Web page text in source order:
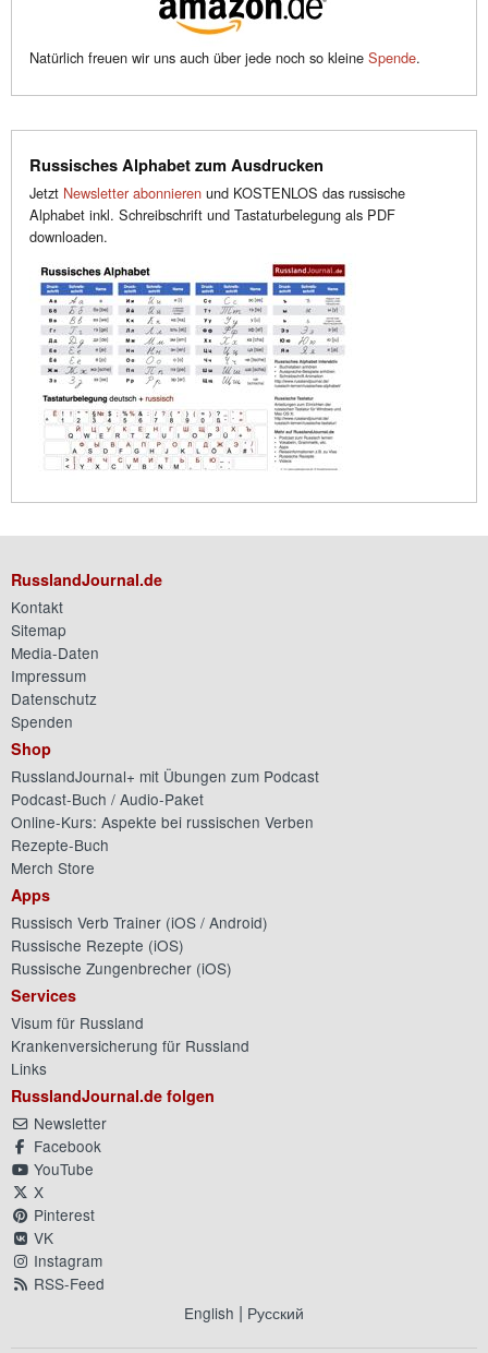
Natürlich freuen wir uns auch über jede noch so kleine Spende.
Russisches Alphabet zum Ausdrucken
Jetzt Newsletter abonnieren und KOSTENLOS das russische
Alphabet inkl. Schreibschrift und Tastaturbelegung als PDF
downloaden.
RusslandJournal.de
Kontakt
Sitemap
Media-Daten
Impressum
Datenschutz
Spenden
Shop
RusslandJournal+ mit Übungen zum Podcast
Podcast-Buch / Audio-Paket
Online-Kurs: Aspekte bei russischen Verben
Rezepte-Buch
Merch Store
Apps
Russisch Verb Trainer (iOS / Android)
Russische Rezepte (iOS)
Russische Zungenbrecher (iOS)
Services
Visum für Russland
Krankenversicherung für Russland
Links
RusslandJournal.de folgen
Newsletter
Facebook
YouTube
X
Pinterest
VK
Instagram
RSS-Feed
English | Русский